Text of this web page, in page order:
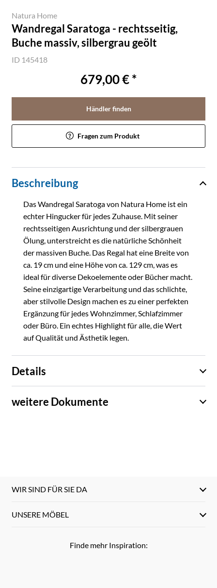
Natura Home
Wandregal Saratoga - rechtsseitig,
Buche massiv, silbergrau geölt
ID 145418
679,00 € *
Händler finden
Fragen zum Produkt
Beschreibung
Das Wandregal Saratoga von Natura Home ist ein
echter Hingucker für jedes Zuhause. Mit seiner
rechtsseitigen Ausrichtung und der silbergrauen
Ölung, unterstreicht es die natürliche Schönheit
der massiven Buche. Das Regal hat eine Breite von
ca. 19 cm und eine Höhe von ca. 129 cm, was es
ideal für diverse Dekoelemente oder Bücher macht.
Seine einzigartige Verarbeitung und das schlichte,
aber stilvolle Design machen es zu einer perfekten
Ergänzung für jedes Wohnzimmer, Schlafzimmer
oder Büro. Ein echtes Highlight für alle, die Wert
auf Qualität und Ästhetik legen.
Details
weitere Dokumente
WIR SIND FÜR SIE DA
UNSERE MÖBEL
Finde mehr Inspiration: